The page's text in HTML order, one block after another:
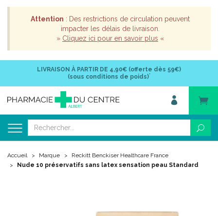
Attention : Des restrictions de circulation peuvent
impacter les délais de livraison.
» Cliquez ici pour en savoir plus «
LIVRAISON À PARTIR DE 4,90€ (offerte dès 59€)
(sous conditions de poids)*
Accueil Marque
Reckitt Benckiser Healthcare France
Nude 10 préservatifs sans latex sensation peau Standard